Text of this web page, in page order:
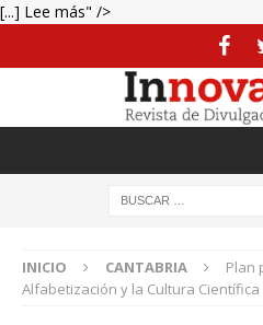
[...] Lee más" />
INICIO CANTABRIA
Plan
Alfabetización y la Cultura Científica